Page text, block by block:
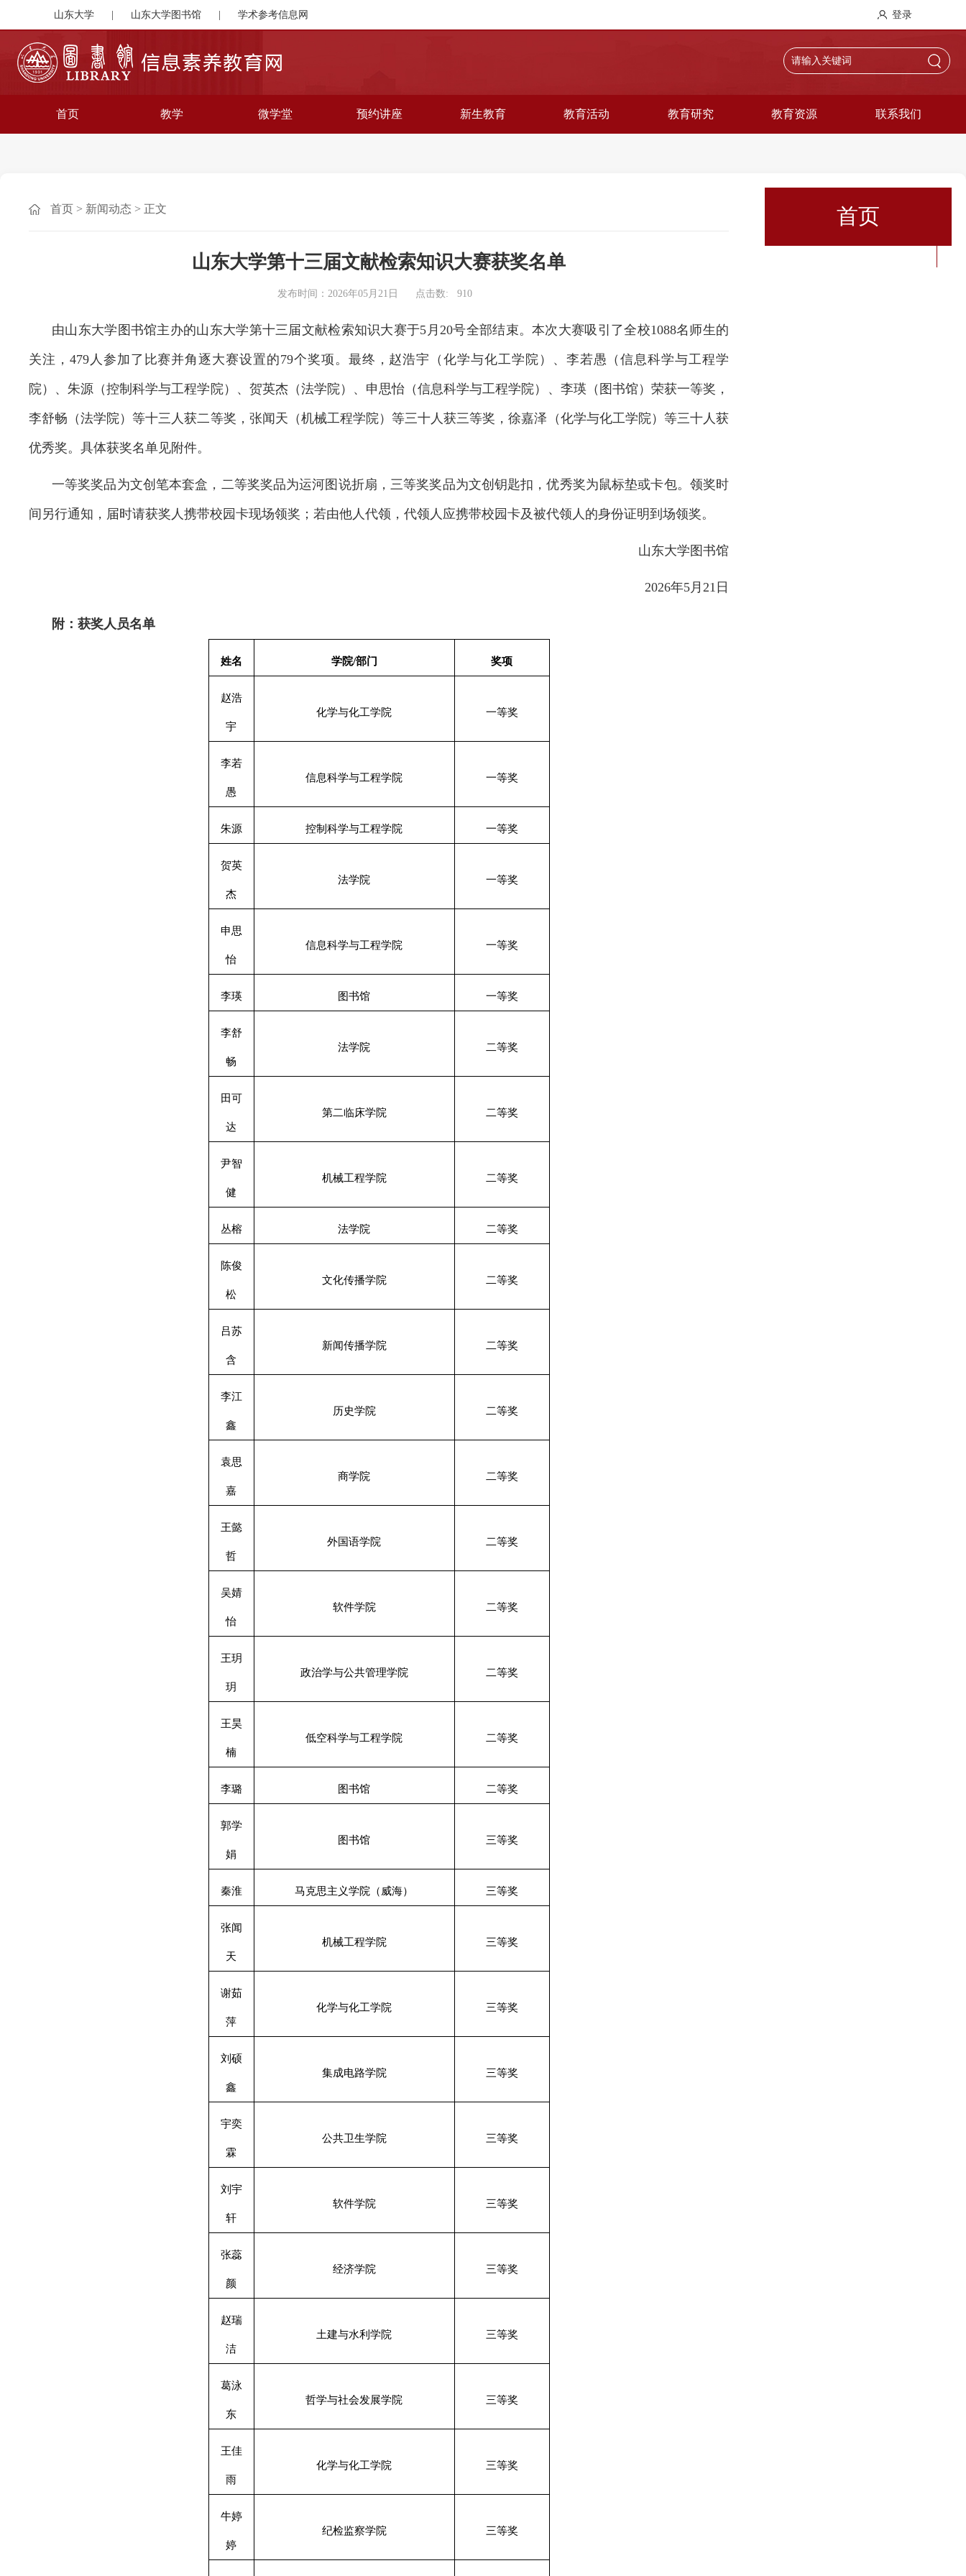
山东大学 山东大学图书馆 学术参考信息网 登录
首页 教学 微学堂 预约讲座 新生教育 教育活动 教育研究 教育资源 联系我们
首页
首页 > 新闻动态 > 正文
山东大学第十三届文献检索知识大赛获奖名单
发布时间：2026年05月21日 点击数: 910
由山东大学图书馆主办的山东大学第十三届文献检索知识大赛于5 月20号全部结束。本次大赛吸引了全校1088名师生的
关注， 479人参加了比赛并角逐大赛设置的79个奖项。最终，赵浩宇（化学与化工学院）、李若愚（信息科学与工程学
院）、朱源（控制科学与工程学院）、贺英杰（法学院）、申思怡（信息科学与工程学院）、李瑛（图书馆）荣获一等奖，
李舒畅（法学院）等十三人获二等奖，张闻天（机械工程学院）等三十人获三等奖，徐嘉泽（化学与化工学院）等三十人获
优秀奖。具体获奖名单见附件。
一等奖奖品为文创笔本套盒，二等奖奖品为运河图说折扇，三等奖奖品为文创钥匙扣，优秀奖为鼠标垫或卡包。领奖时
间另行通知，届时请获奖人携带校园卡现场领奖；若由他人代领，代领人应携带校园卡及被代领人的身份证明到场领奖。
山东大学图书馆
2026年5月 21 日
附：获奖人员名单
姓名 学院/部门 奖项
赵浩
宇
化学与化工学院 一等奖
李若
愚
信息科学与工程学院 一等奖
朱源 控制科学与工程学院 一等奖
贺英
杰
法学院 一等奖
申思
怡
信息科学与工程学院 一等奖
李瑛 图书馆 一等奖
李舒
畅
法学院 二等奖
田可
达
第二临床学院 二等奖
尹智
健
机械工程学院 二等奖
丛榕 法学院 二等奖
陈俊
松
文化传播学院 二等奖
吕苏
含
新闻传播学院 二等奖
李江
鑫
历史学院 二等奖
袁思
嘉
商学院 二等奖
王懿
哲
外国语学院 二等奖
吴婧
怡
软件学院 二等奖
王玥
玥
政治学与公共管理学院 二等奖
王昊
楠
低空科学与工程学院 二等奖
李璐 图书馆 二等奖
郭学
娟
图书馆 三等奖
秦淮 马克思主义学院（威海） 三等奖
张闻
天
机械工程学院 三等奖
谢茹
萍
化学与化工学院 三等奖
刘硕
鑫
集成电路学院 三等奖
宇奕
霖
公共卫生学院 三等奖
刘宇
轩
软件学院 三等奖
张蕊
颜
经济学院 三等奖
赵瑞
洁
土建与水利学院 三等奖
葛泳
东
哲学与社会发展学院 三等奖
王佳
雨
化学与化工学院 三等奖
牛婷
婷
纪检监察学院 三等奖